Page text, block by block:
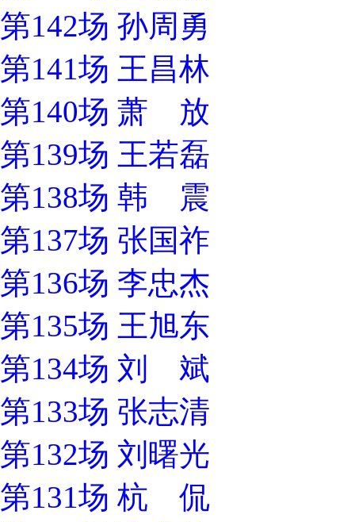
第142场 孙周勇
第141场 王昌林
第140场 萧 放
第139场 王若磊
第138场 韩 震
第137场 张国祚
第136场 李忠杰
第135场 王旭东
第134场 刘 斌
第133场 张志清
第132场 刘曙光
第131场 杭 侃